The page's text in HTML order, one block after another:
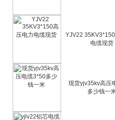
YJV22
电缆现货
现货yjv35kv高压
多少钱一